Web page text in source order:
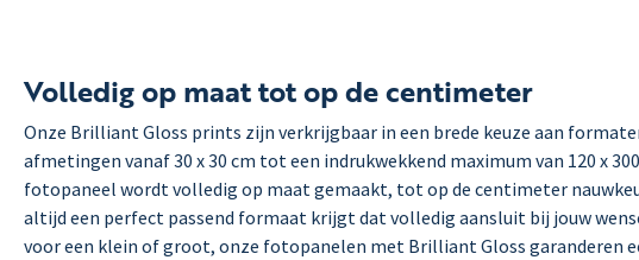
Volledig op maat tot op de centimeter
Onze Brilliant Gloss prints zijn verkrijgbaar in een brede keuze aan
afmetingen vanaf 30 x 30 cm tot een indrukwekkend maximum van 120 x
fotopaneel wordt volledig op maat gemaakt, tot op de centimeter
altijd een perfect passend formaat krijgt dat volledig aansluit bij jouw
voor een klein of groot, onze fotopanelen met Brilliant Gloss garanderen